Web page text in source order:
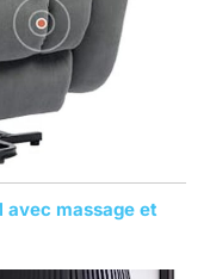
avec massage et